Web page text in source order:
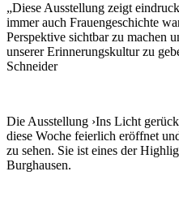
„Diese Ausstellung zeigt
immer auch Frauengeschichte
Perspektive sichtbar zu machen
unserer Erinnerungskultur zu
Schneider
Die Ausstellung ›Ins Licht
diese Woche feierlich eröffnet
zu sehen. Sie ist eines der
Burghausen.